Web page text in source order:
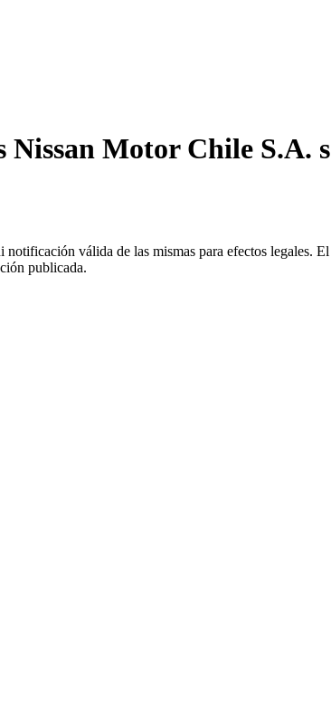
Motor Chile S.A.
válida de las mismas para efectos legales.
publicada.